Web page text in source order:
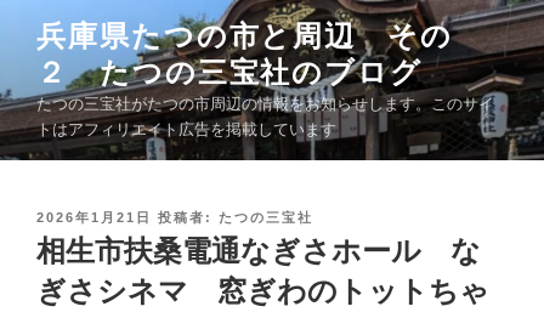
ン
ツ
へ
兵庫県たつの市と周辺 その
２ たつの三宝社のブログ
たつの三宝社がたつの市周辺の情報をお知らせします。このサイ
トはアフィリエイト広告を掲載しています
投
稿
日
2026年1月21日 投稿者: たつの三宝社
相生市扶桑電通なぎさホール な
ぎさシネマ 窓ぎわのトットちゃ